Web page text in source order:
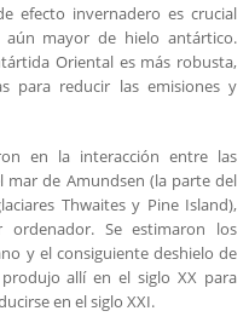
efecto invernadero es crucial
mayor de hielo antártico.
Oriental es más robusta,
para reducir las emisiones y
en la interacción entre las
mar de Amundsen (la parte del
Thwaites y Pine Island),
ordenador. Se estimaron los
y el consiguiente deshielo de
allí en el siglo XX para
en el siglo XXI.